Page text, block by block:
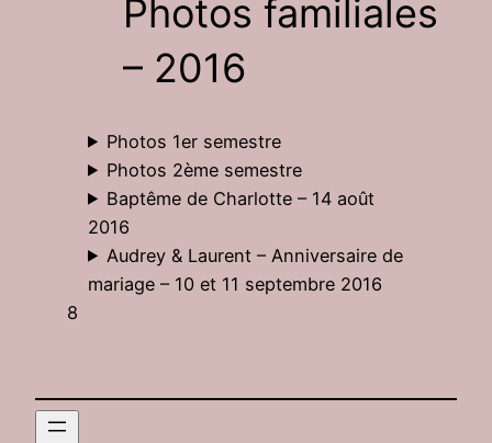
Photos familiales
– 2016
Photos 1er semestre
Photos 2ème semestre
Baptême de Charlotte – 14 août
2016
Audrey & Laurent – Anniversaire de
mariage – 10 et 11 septembre 2016
8